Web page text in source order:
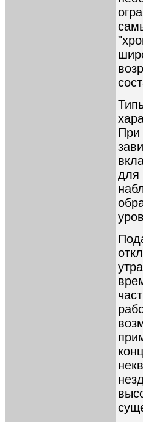
При